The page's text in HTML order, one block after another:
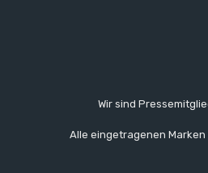
Wir sind
Alle eingetragenen